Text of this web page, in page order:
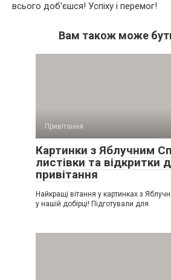
всього доб’єшся! Успіху і перемог!
Вам також може
Привітання
Картинки з Яблучним
листівки та відкритки
привітання
Найкращі вітання у картинках з
у нашій добірці! Підготували для